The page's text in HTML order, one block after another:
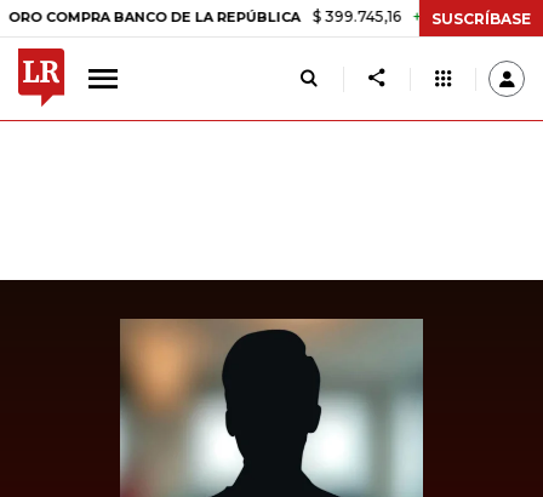
BANCO DE LA REPÚBLICA $ 399.745,16 +$ 2.295,71 +0,58%
SUSCRÍBASE